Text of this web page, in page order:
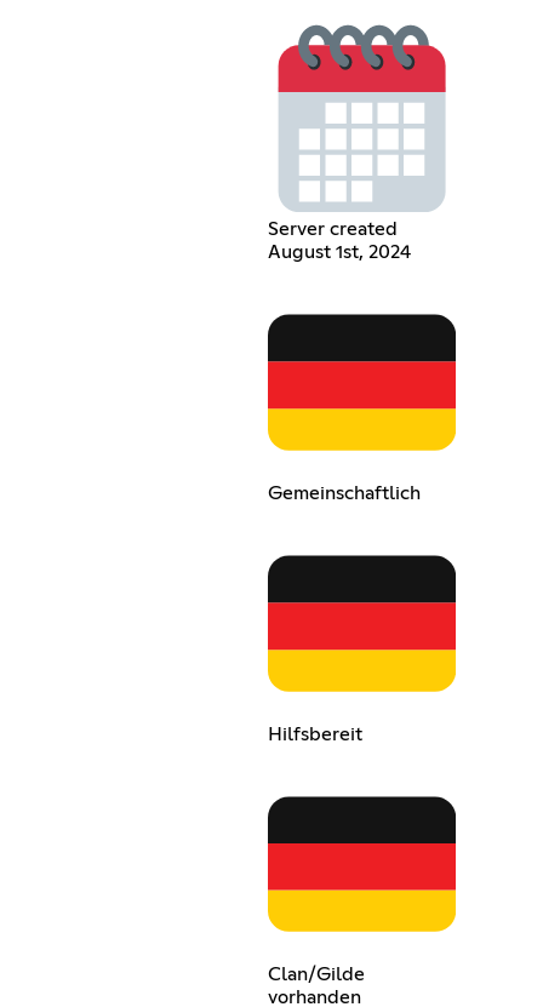
Server created
August 1st, 2024
Gemeinschaftlich
Hilfsbereit
Clan/Gilde
vorhanden